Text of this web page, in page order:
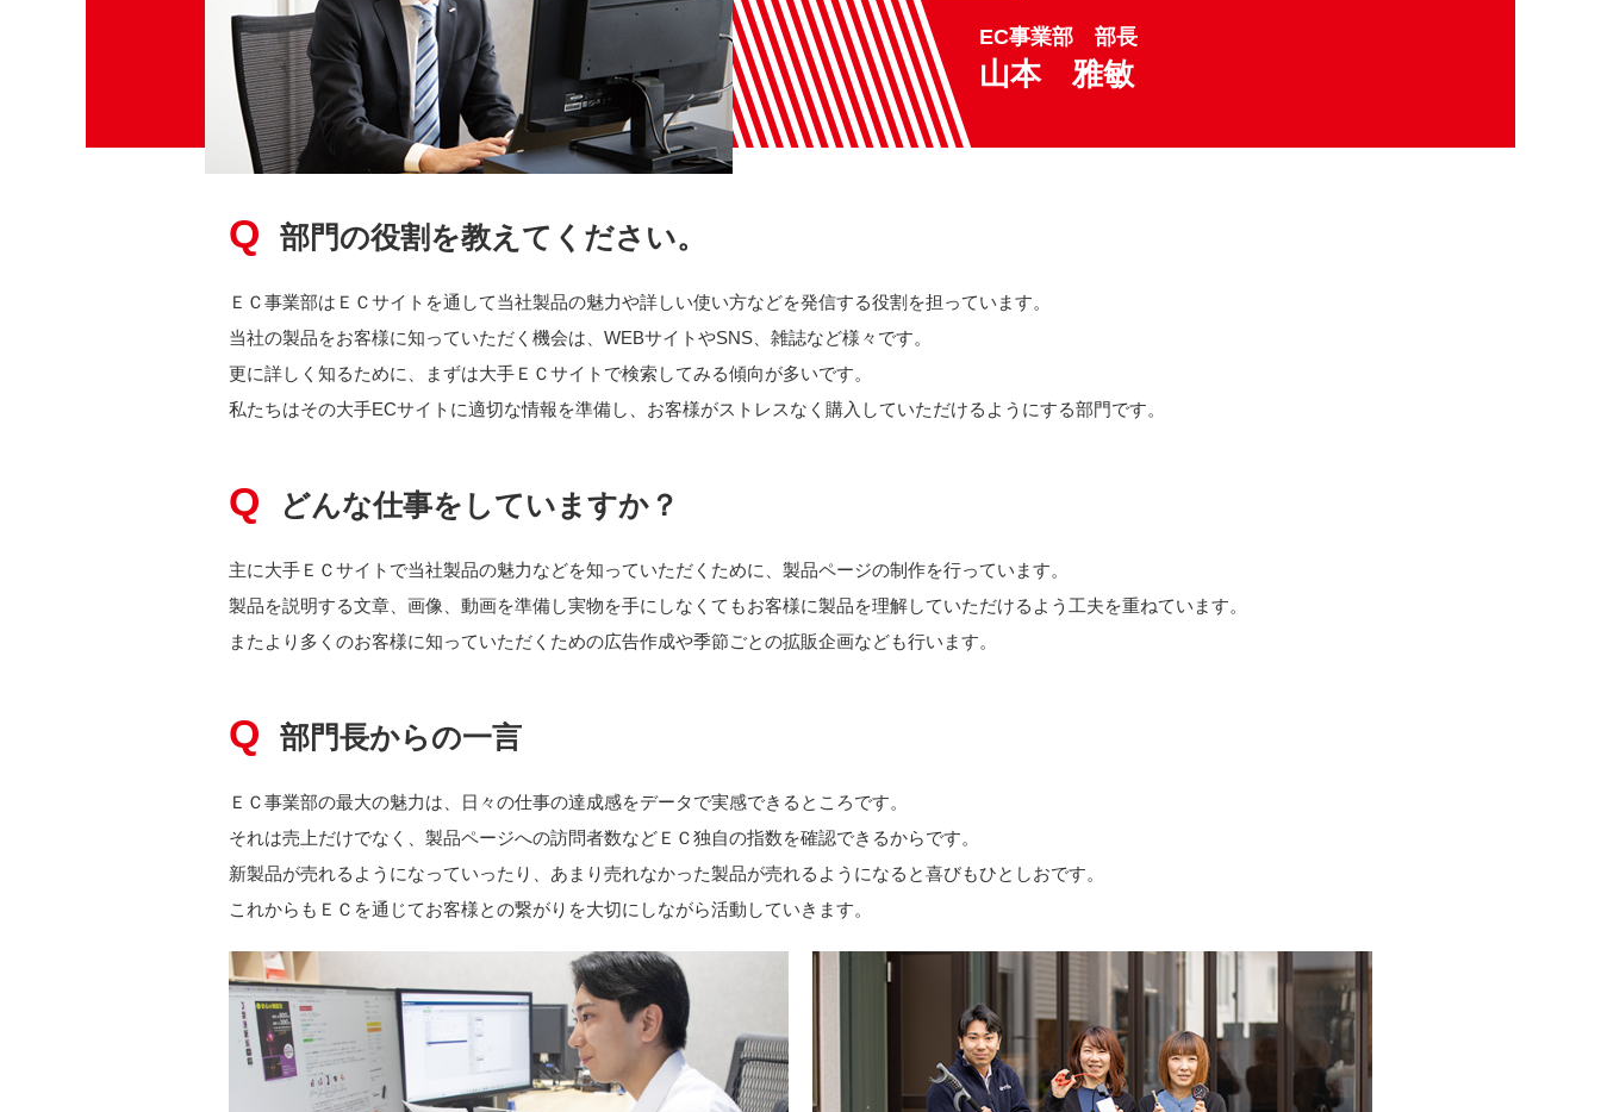
EC事業部 部長
山本 雅敏
部門の役割を教えてください。
ＥＣ事業部はＥＣサイトを通して当社製品の魅力や詳しい使い方などを発信する役割を担っています。
当社の製品をお客様に知っていただく機会は、WEBサイトやSNS、雑誌など様々です。
更に詳しく知るために、まずは大手ＥＣサイトで検索してみる傾向が多いです。
私たちはその大手ECサイトに適切な情報を準備し、お客様がストレスなく購入していただけるようにする部門です。
どんな仕事をしていますか？
主に大手ＥＣサイトで当社製品の魅力などを知っていただくために、製品ページの制作を行っています。
製品を説明する文章、画像、動画を準備し実物を手にしなくてもお客様に製品を理解していただけるよう工夫を重ねています。
またより多くのお客様に知っていただくための広告作成や季節ごとの拡販企画なども行います。
部門長からの一言
ＥＣ事業部の最大の魅力は、日々の仕事の達成感をデータで実感できるところです。
それは売上だけでなく、製品ページへの訪問者数などＥＣ独自の指数を確認できるからです。
新製品が売れるようになっていったり、あまり売れなかった製品が売れるようになると喜びもひとしおです。
これからもＥＣを通じてお客様との繋がりを大切にしながら活動していきます。